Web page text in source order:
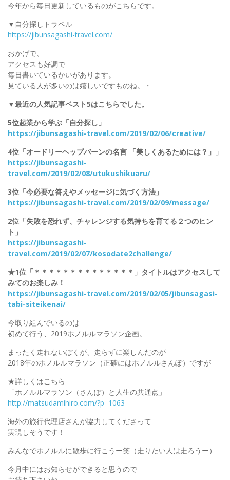
今年から毎日更新しているものがこちらです。
▼自分探しトラベル
https://jibunsagashi-travel.com/
おかげで、
アクセスも好調で
毎日書いているかいがあります。
見ている人が多いのは嬉しいですものね。・
▼最近の人気記事ベスト5はこちらでした。
5位起業から学ぶ「自分探し」
https://jibunsagashi-travel.com/2019/02/06/creative/
4位「オードリーヘップバーンの名言 「美しくあるためには？」」
https://jibunsagashi-
travel.com/2019/02/08/utukushikuaru/
3位「今必要な答えやメッセージに気づく方法」
https://jibunsagashi-travel.com/2019/02/09/message/
2位「失敗を恐れず、チャレンジする気持ちを育てる２つのヒン
ト」
https://jibunsagashi-
travel.com/2019/02/07/kosodate2challenge/
★1位「＊＊＊＊＊＊＊＊＊＊＊＊＊＊」タイトルはアクセスして
みてのお楽しみ！
https://jibunsagashi-travel.com/2019/02/05/jibunsagasi-
tabi-siteikenai/
今取り組んでいるのは
初めて行う、2019ホノルルマラソン企画。
まったく走れないぼくが、走らずに楽しんだのが
2018年のホノルルマラソン（正確にはホノルルさんぽ）ですが
★詳しくはこちら
「ホノルルマラソン（さんぽ）と人生の共通点」
http://matsudamihiro.com/?p=1063
海外の旅行代理店さんが協力してくださって
実現しそうです！
みんなでホノルルに散歩に行こうー笑（走りたい人は走ろうー）
今月中にはお知らせができると思うので